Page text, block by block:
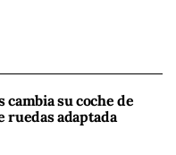
su coche de
ruedas adaptada